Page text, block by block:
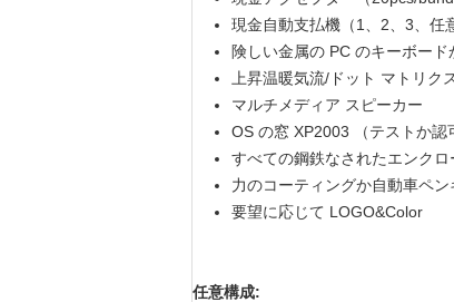
現金自動支払機（1、2、3、任
険しい金属の PC のキーボー
上昇温暖気流/ドット マトリ
マルチメディア スピーカー
OS の窓 XP2003 （テストか認
すべての鋼鉄なされたエンクロ
力のコーティングか自動車ペン
要望に応じて LOGO&Color
任意構成: